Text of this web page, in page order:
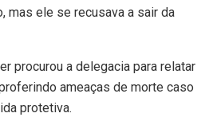
mas ele se recusava a sair da
procurou a delegacia para relatar
ameaças de morte caso
protetiva.